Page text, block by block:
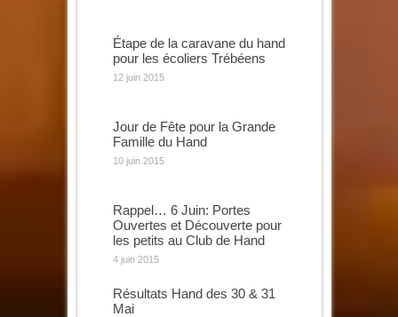
Étape de la caravane du hand
pour les écoliers Trébéens
12 juin 2015
Jour de Fête pour la Grande
Famille du Hand
10 juin 2015
Rappel… 6 Juin: Portes
Ouvertes et Découverte pour
les petits au Club de Hand
4 juin 2015
Résultats Hand des 30 & 31
Mai